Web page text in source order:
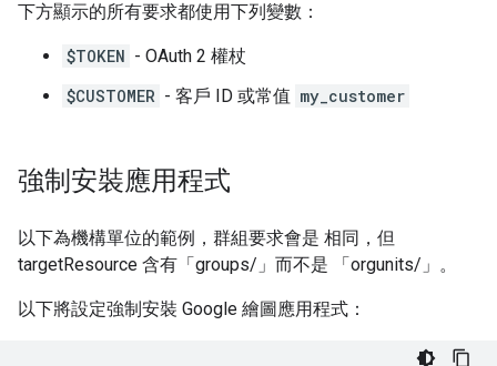
下方顯示的所有要求都使用下列變數：
$TOKEN - OAuth 2 權杖
$CUSTOMER - 客戶 ID 或常值 my_customer
強制安裝應用程式
以下為機構單位的範例，群組要求會是 相同，但
targetResource 含有「groups/」而不是 「orgunits/」。
以下將設定強制安裝 Google 繪圖應用程式：